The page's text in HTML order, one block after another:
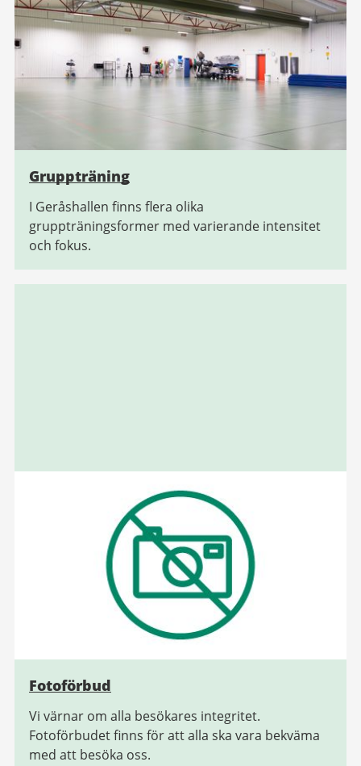
Gruppträning
I Geråshallen finns flera olika
gruppträningsformer med varierande intensitet
och fokus.
Fotoförbud
Vi värnar om alla besökares integritet.
Fotoförbudet finns för att alla ska vara bekväma
med att besöka oss.